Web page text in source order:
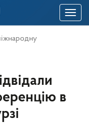
Toggle
в